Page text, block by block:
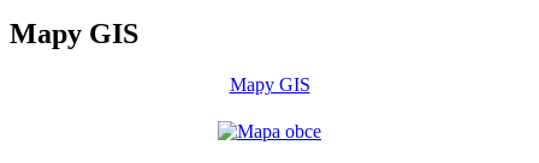
Mapy GIS
Mapy GIS